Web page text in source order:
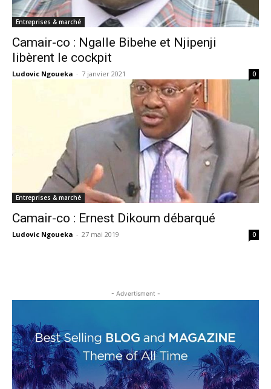
Entreprises & marché
Camair-co : Ngalle Bibehe et Njipenji
libèrent le cockpit
Ludovic Ngoueka - 7 janvier 2021 0
Entreprises & marché
Camair-co : Ernest Dikoum débarqué
Ludovic Ngoueka - 27 mai 2019 0
- Advertisment -